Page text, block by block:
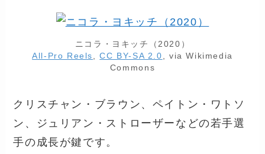
ニコラ・ヨキッチ（2020）
All-Pro Reels
,CC BY-SA 2.0
, via Wikimedia
Commons
クリスチャン・ブラウン、ペイトン・ワトソ
ン、ジュリアン・ストローザーなどの若手選
手の成長が鍵です。